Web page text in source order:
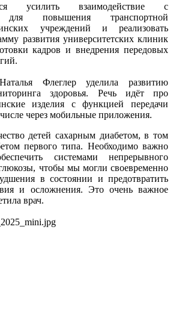
усилить взаимодействие с
для повышения транспортной
учреждений и реализовать
развития университетских клиник
кадров и внедрения передовых
Флеглер уделила развитию
здоровья. Речь идёт про
изделия с функцией передачи
через мобильные приложения.
детей сахарным диабетом, в том
первого типа. Необходимо важно
системами непрерывного
чтобы мы могли своевременно
в состоянии и предотвратить
и осложнения. Это очень важное
врач.